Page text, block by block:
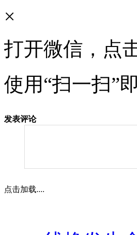
×
打开微信，点
使用“扫一扫”
发表评论
点击加载....